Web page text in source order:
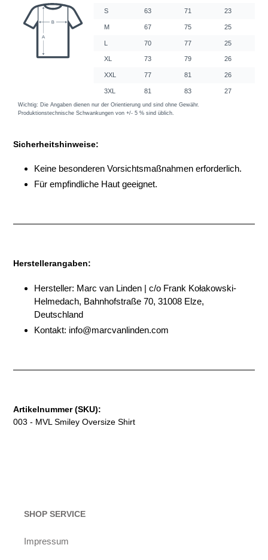
Sicherheitshinweise:
Keine besonderen Vorsichtsmaßnahmen erforderlich.
Für empfindliche Haut geeignet.
Herstellerangaben:
Hersteller: Marc van Linden | c/o Frank Kołakowski-
Helmedach, Bahnhofstraße 70, 31008 Elze,
Deutschland
Kontakt: info@marcvanlinden.com
Artikelnummer (SKU):
003 - MVL Smiley Oversize Shirt
SHOP SERVICE
Impressum